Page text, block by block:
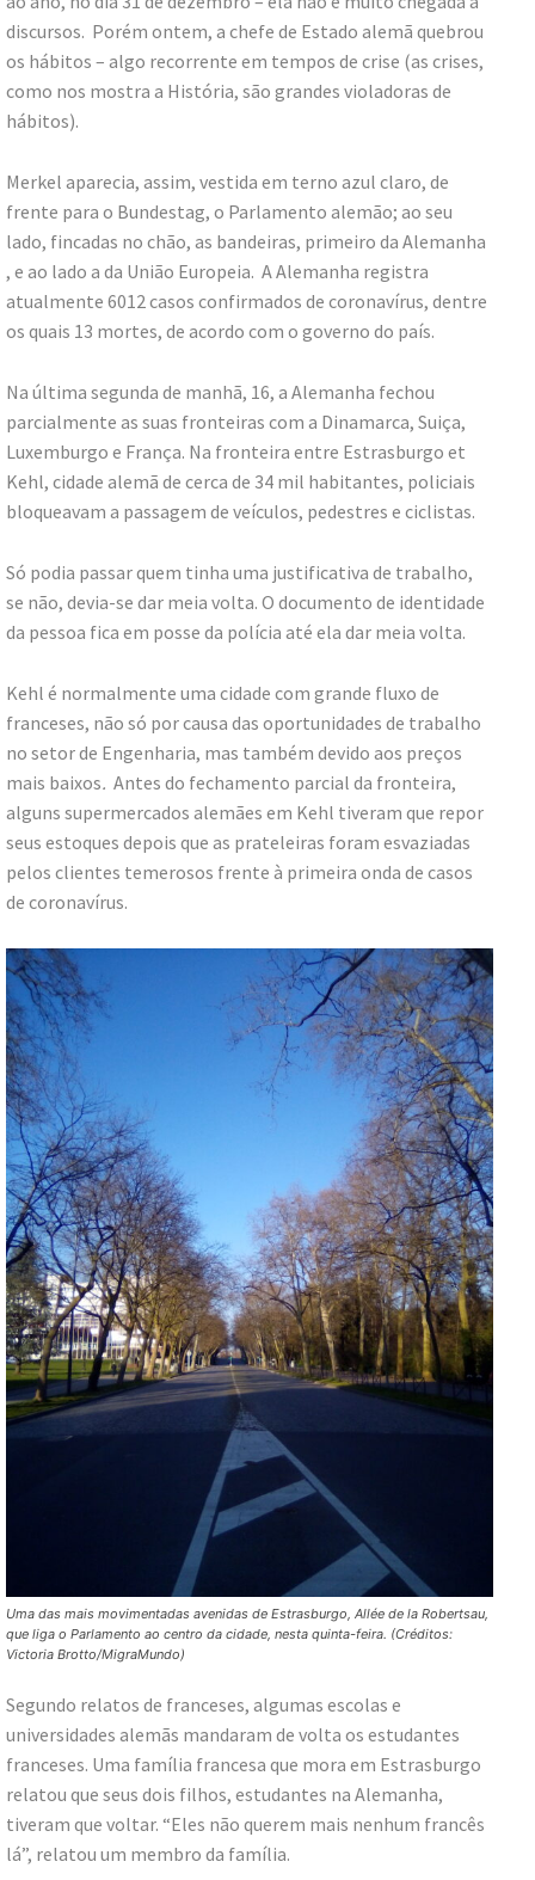
discursos. Porém ontem, a chefe de Estado alemã quebrou
os hábitos – algo recorrente em tempos de crise (as crises,
como nos mostra a História, são grandes violadoras de
hábitos).
Merkel aparecia, assim, vestida em terno azul claro, de
frente para o Bundestag, o Parlamento alemão; ao seu
lado, fincadas no chão, as bandeiras, primeiro da Alemanha
, e ao lado a da União Europeia. A Alemanha registra
atualmente 6012 casos confirmados de coronavírus, dentre
os quais 13 mortes, de acordo com o governo do país.
Na última segunda de manhã, 16, a Alemanha fechou
parcialmente as suas fronteiras com a Dinamarca, Suiça,
Luxemburgo e França. Na fronteira entre Estrasburgo et
Kehl, cidade alemã de cerca de 34 mil habitantes, policiais
bloqueavam a passagem de veículos, pedestres e ciclistas.
Só podia passar quem tinha uma justificativa de trabalho,
se não, devia-se dar meia volta. O documento de identidade
da pessoa fica em posse da polícia até ela dar meia volta.
Kehl é normalmente uma cidade com grande fluxo de
franceses, não só por causa das oportunidades de trabalho
no setor de Engenharia, mas também devido aos preços
mais baixos. Antes do fechamento parcial da fronteira,
alguns supermercados alemães em Kehl tiveram que repor
seus estoques depois que as prateleiras foram esvaziadas
pelos clientes temerosos frente à primeira onda de casos
de coronavírus.
Uma das mais movimentadas avenidas de Estrasburgo, Allée de la Robertsau,
que liga o Parlamento ao centro da cidade, nesta quinta-feira. (Créditos:
Victoria Brotto/MigraMundo)
Segundo relatos de franceses, algumas escolas e
universidades alemãs mandaram de volta os estudantes
franceses. Uma família francesa que mora em Estrasburgo
relatou que seus dois filhos, estudantes na Alemanha,
tiveram que voltar. “Eles não querem mais nenhum francês
lá”, relatou um membro da família.